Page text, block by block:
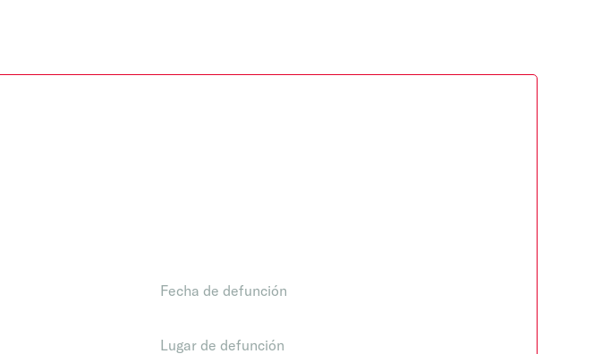
Fecha de defunción
Lugar de defunción